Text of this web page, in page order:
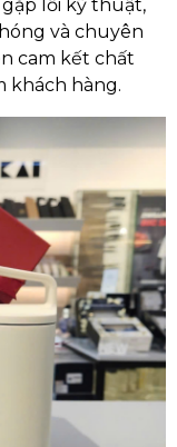
lỗi kỹ thuật,
và chuyên
cam kết chất
khách hàng.